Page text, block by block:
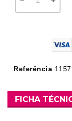
Referência
FICHA